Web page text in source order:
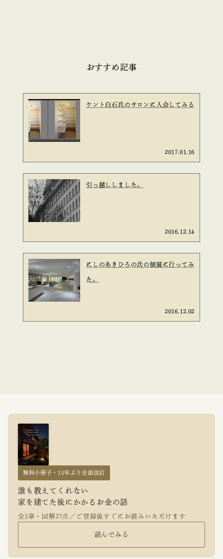
おすすめ記事
ケント白石氏のサロンに入会してみる
2017.01.16
引っ越ししました。
2016.12.14
にしのあきひろの氏の個展に行ってみ
た。
2016.12.02
無料小冊子・15年ぶり全面改訂
誰も教えてくれない
家を建てた後にかかるお金の話
全5章・図解27点／ご登録後すぐにお読みいただけます
読んでみる